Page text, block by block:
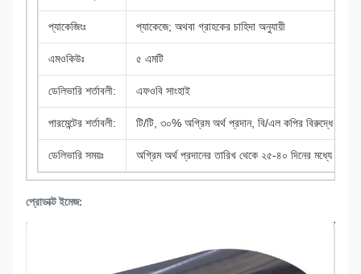
প্যাকেজিংঃ প্যাকেজে; অথবা গ্রাহকের চাহিদা অনুযায়ী
এমওকিউঃ ৫ এমটি
ডেলিভারি শর্তাবলী: এফওবি সাংহাই
পারমেন্টের শর্তাবলী: টি/টি, ৩০% অগ্রিম অর্থ প্রদান, বি/এল কপির বিরুদ্ধে
ডেলিভারি সময়ঃ অগ্রিম অর্থ প্রদানের তারিখ থেকে ২৫-৪০ দিনের মধ্যে
প্রোডাক্ট ইমেজ: